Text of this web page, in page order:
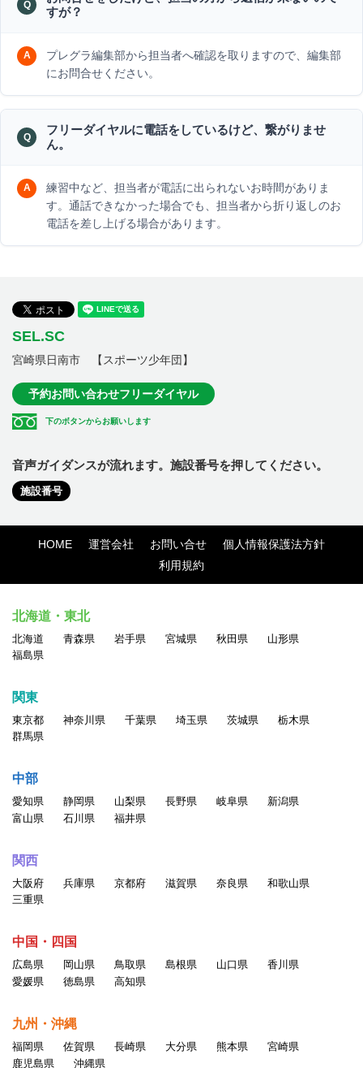
すが？
プレグラ編集部から担当者へ確認を取りますので、編集部
にお問合せください。
フリーダイヤルに電話をしているけど、繋がりませ
ん。
練習中など、担当者が電話に出られないお時間がありま
す。通話できなかった場合でも、担当者から折り返しのお
電話を差し上げる場合があります。
SEL.SC
宮崎県日南市 【スポーツ少年団】
予約お問い合わせフリーダイヤル
下のボタンからお願いします
音声ガイダンスが流れます。施設番号を押してください。
施設番号
HOME 運営会社 お問い合せ
個人情報保護法方針
利用規約
北海道・東北
北海道 青森県 岩手県 宮城県 秋田県
山形県
福島県
関東
東京都 神奈川県 千葉県 埼玉県 茨城県
栃木県
群馬県
中部
愛知県 静岡県 山梨県 長野県 岐阜県
新潟県
富山県
石川県 福井県
関西
大阪府 兵庫県 京都府 滋賀県 奈良県
和歌山県
三重県
中国・四国
広島県 岡山県 鳥取県 島根県 山口県
香川県
愛媛県
徳島県 高知県
九州・沖縄
福岡県 佐賀県 長崎県 大分県 熊本県
宮崎県
鹿児島県
沖縄県